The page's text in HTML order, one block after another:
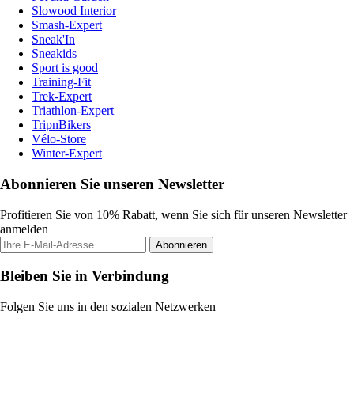
Slowood Interior
Smash-Expert
Sneak'In
Sneakids
Sport is good
Training-Fit
Trek-Expert
Triathlon-Expert
TripnBikers
Vélo-Store
Winter-Expert
Abonnieren Sie unseren Newsletter
Profitieren Sie von 10% Rabatt, wenn Sie sich für unseren Newsletter
anmelden
Abonnieren
Bleiben Sie in Verbindung
Folgen Sie uns in den sozialen Netzwerken